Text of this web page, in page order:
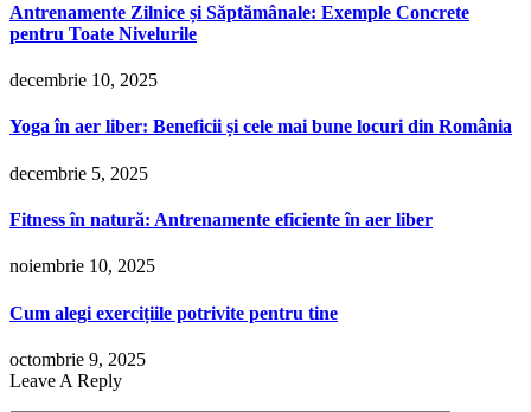
Antrenamente Zilnice și Săptămânale: Exemple Concrete
pentru Toate Nivelurile
decembrie 10, 2025
Yoga în aer liber: Beneficii și cele mai bune locuri din România
decembrie 5, 2025
Fitness în natură: Antrenamente eficiente în aer liber
noiembrie 10, 2025
Cum alegi exercițiile potrivite pentru tine
octombrie 9, 2025
Leave A Reply